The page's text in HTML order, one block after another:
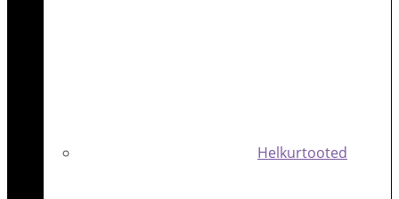
Helkurtooted